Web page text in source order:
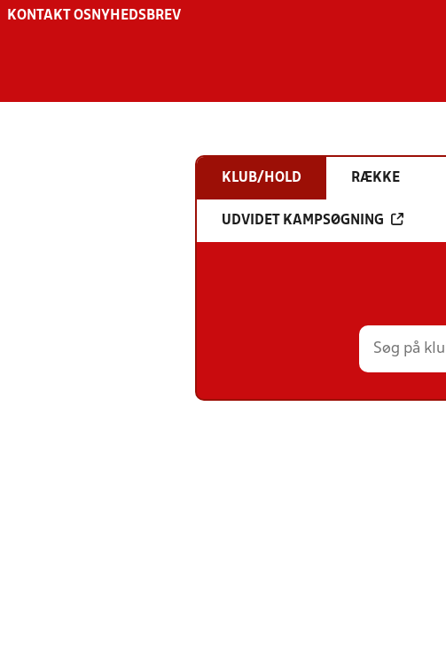
KONTAKT OS NYHEDSBREV
KLUB/HOLD RÆKKE
UDVIDET KAMPSØGNING